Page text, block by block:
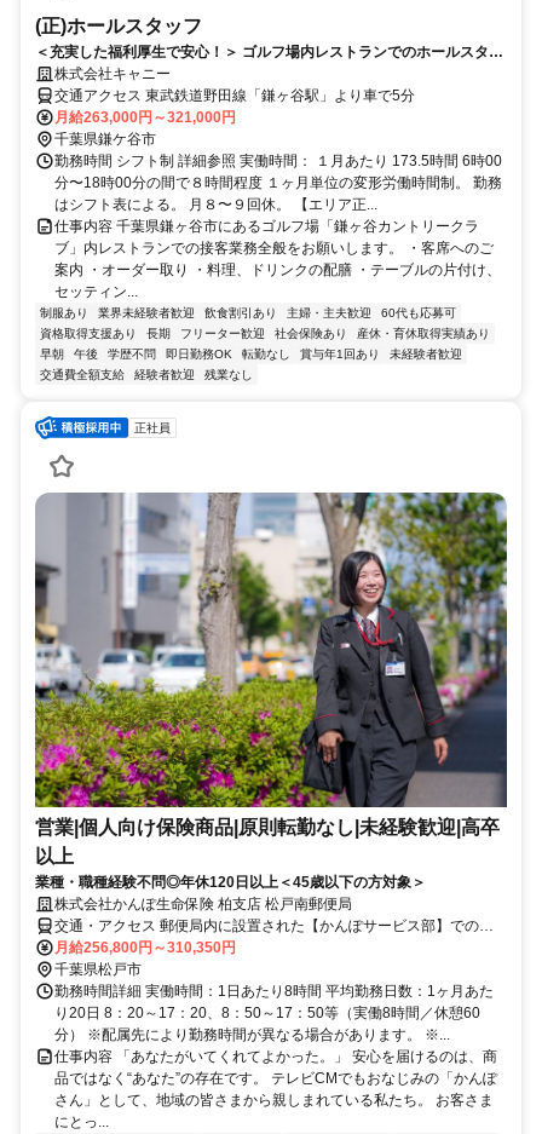
(正)ホールスタッフ
＜充実した福利厚生で安心！＞ ゴルフ場内レストランでのホールスタッ
フ！株式会社キャニー
交通アクセス 東武鉄道野田線「鎌ヶ谷駅」より車で5分
月給263,000円～321,000円
千葉県鎌ケ谷市
勤務時間 シフト制 詳細参照 実働時間： １月あたり 173.5時間 6時00
分〜18時00分の間で８時間程度 １ヶ月単位の変形労働時間制。 勤務
はシフト表による。 ⽉８〜９回休。 【エリア正...
仕事内容 千葉県鎌ヶ谷市にあるゴルフ場「鎌ヶ谷カントリークラ
ブ」内レストランでの接客業務全般をお願いします。 ・客席へのご
案内 ・オーダー取り ・料理、ドリンクの配膳 ・テーブルの片付け、
セッティン...
制服あり 業界未経験者歓迎 飲食割引あり 主婦・主夫歓迎
60代も応募可
資格取得支援あり
長期 フリーター歓迎 社会保険あり
産休・育休取得実績あり
早朝
午後 学歴不問 即日勤務OK 転勤なし 賞与年1回あり
未経験者歓迎
交通費全額支給
経験者歓迎 残業なし
正社員
営業|個人向け保険商品|原則転勤なし|未経験歓迎|高卒
以上
業種・職種経験不問◎年休120日以上＜45歳以下の方対象＞
株式会社かんぽ生命保険 柏支店 松戸南郵便局
交通・アクセス 郵便局内に設置された【かんぽサービス部】での勤
務となります
月給256,800円～310,350円
千葉県松戸市
勤務時間詳細 実働時間：1日あたり8時間 平均勤務日数：1ヶ月あた
り20日 8：20～17：20、8：50～17：50等（実働8時間／休憩60
分） ※配属先により勤務時間が異なる場合があります。 ※...
仕事内容 「あなたがいてくれてよかった。」 安心を届けるのは、商
品ではなく“あなた”の存在です。 テレビCMでもおなじみの「かんぽ
さん」として、地域の皆さまから親しまれている私たち。 お客さま
にとっ...